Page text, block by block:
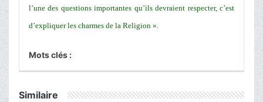
l’une des questions importantes qu’ils devraient respecter, c’est
d’expliquer les charmes de la Religion ».
Mots clés :
Similaire